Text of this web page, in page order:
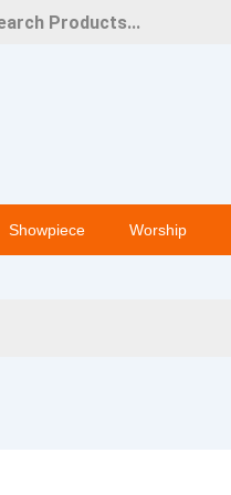
Showpiece Worship